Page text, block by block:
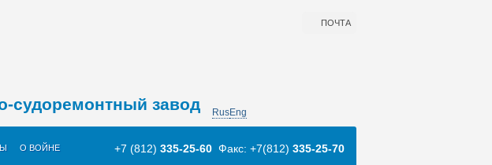
ПОЧТА
судоремонтный завод RusEng
О ВОЙНЕ +7 (812) 335-25-60 Факс: +7(812) 335-25-70